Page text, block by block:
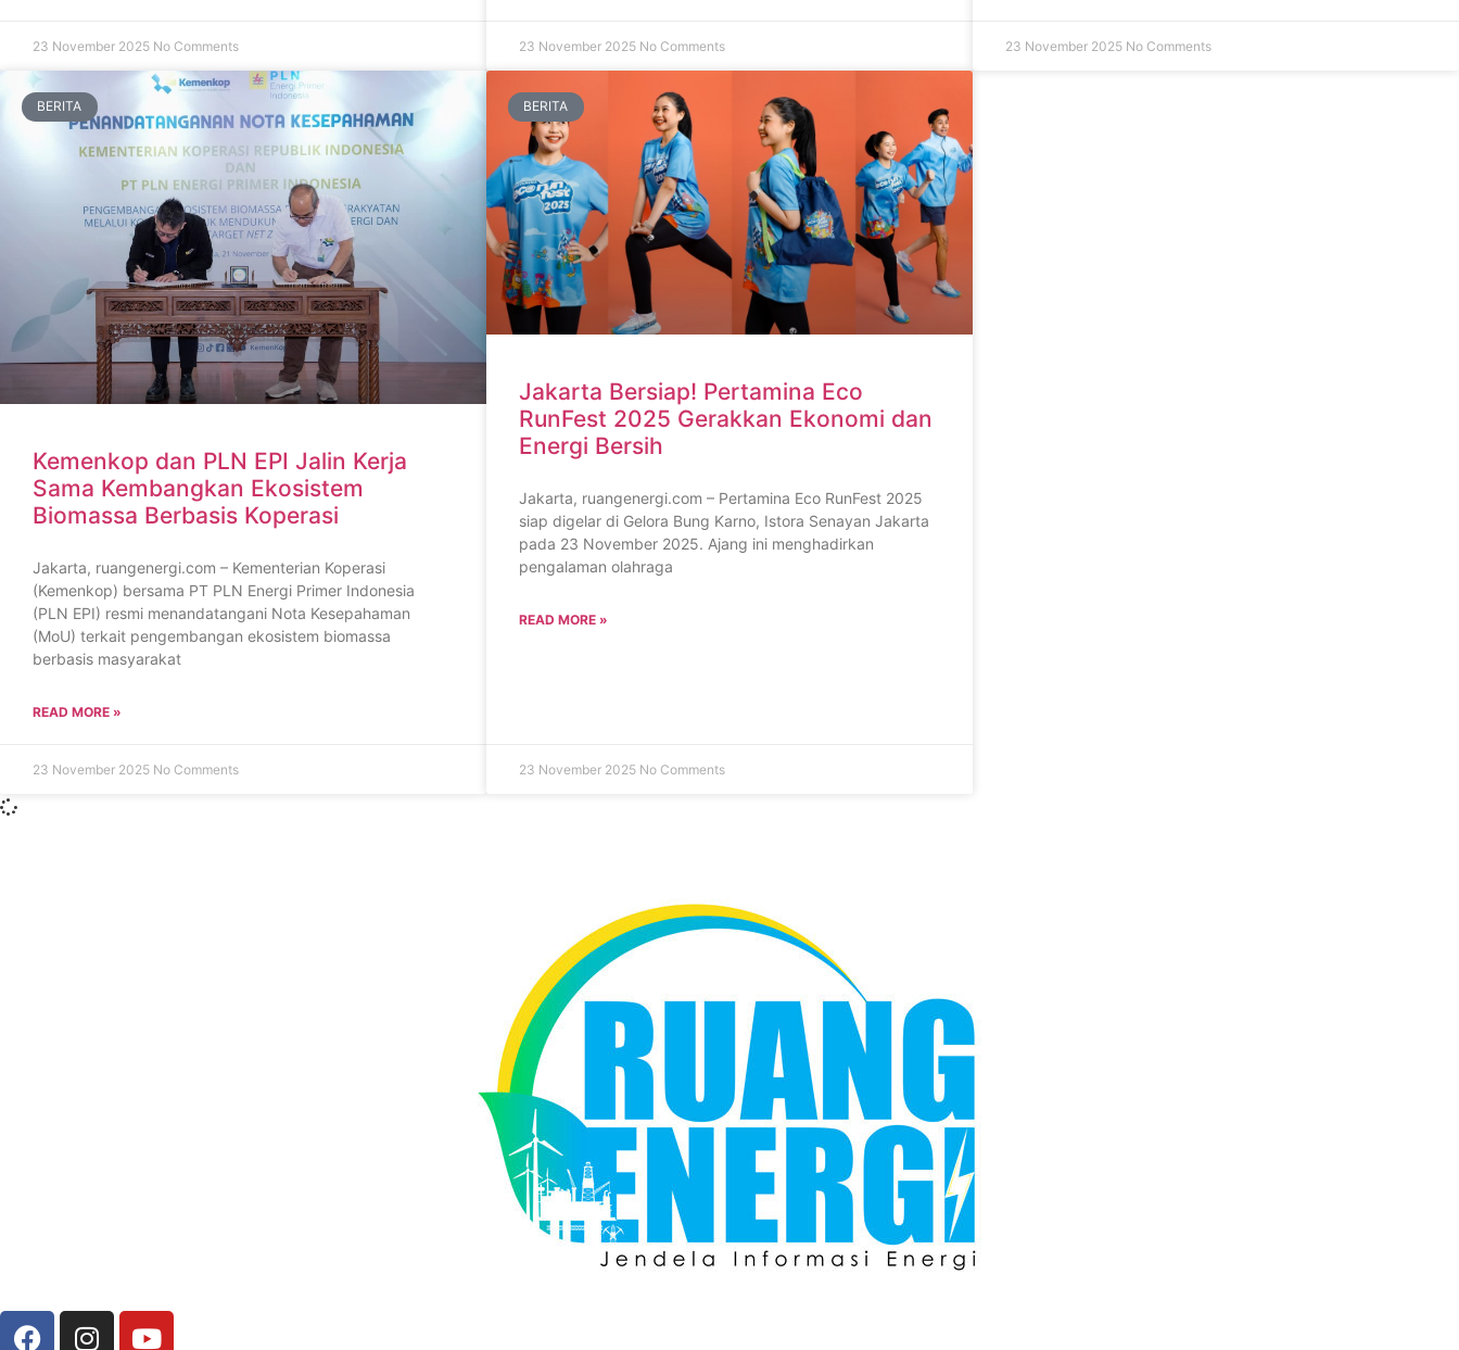
23 November 2025 No Comments 23 November 2025 No Comments 23 November 2025 No Comments
BERITA
Kemenkop dan PLN EPI Jalin Kerja
Sama Kembangkan Ekosistem
Biomassa Berbasis Koperasi
Jakarta, ruangenergi.com – Kementerian Koperasi
(Kemenkop) bersama PT PLN Energi Primer Indonesia
(PLN EPI) resmi menandatangani Nota Kesepahaman
(MoU) terkait pengembangan ekosistem biomassa
berbasis masyarakat
READ MORE »
23 November 2025 No Comments
BERITA
Jakarta Bersiap! Pertamina Eco
RunFest 2025 Gerakkan Ekonomi dan
Energi Bersih
Jakarta, ruangenergi.com – Pertamina Eco RunFest 2025
siap digelar di Gelora Bung Karno, Istora Senayan Jakarta
pada 23 November 2025. Ajang ini menghadirkan
pengalaman olahraga
READ MORE »
23 November 2025 No Comments